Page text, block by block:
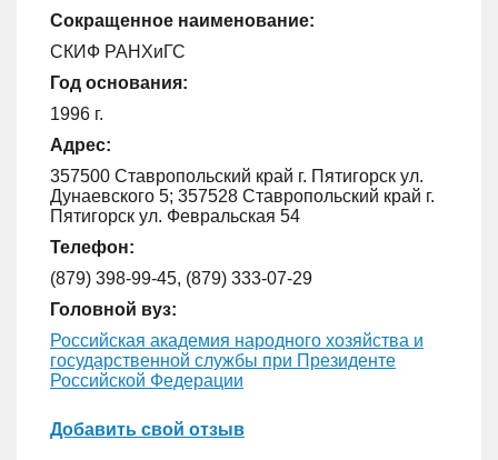
Сокращенное наименование:
СКИФ РАНХиГС
Год основания:
1996 г.
Адрес:
357500 Ставропольский край г. Пятигорск ул.
Дунаевского 5; 357528 Ставропольский край г.
Пятигорск ул. Февральская 54
Телефон:
(879) 398-99-45, (879) 333-07-29
Головной вуз:
Российская академия народного хозяйства и
государственной службы при Президенте
Российской Федерации
Добавить свой отзыв